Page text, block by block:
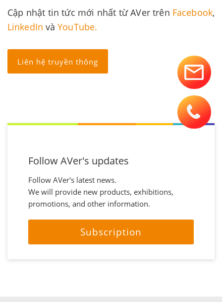
Cập nhật tin tức mới nhất từ AVer trên Facebook,
LinkedIn vàYouTube.
Liên hệ truyền thông
Follow AVer's updates
Follow AVer's latest news.
We will provide new products, exhibitions,
promotions, and other information.
Subscription